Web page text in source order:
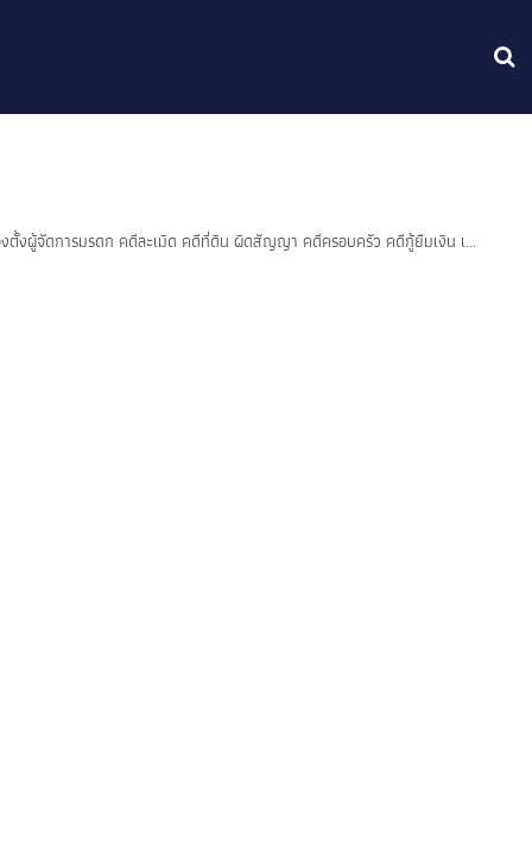
ตั้งผู้จัดการมรดก คดีละเมิด คดีที่ดิน ผิดสัญญา คดีครอบครัว คดีกู้ยืมเงิน เ...